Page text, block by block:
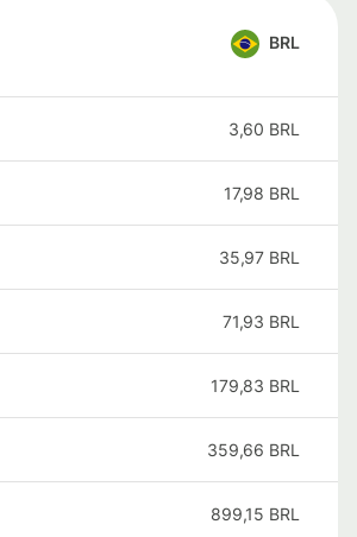
BRL
3,60 BRL
17,98 BRL
35,97 BRL
71,93 BRL
179,83 BRL
359,66 BRL
899,15 BRL